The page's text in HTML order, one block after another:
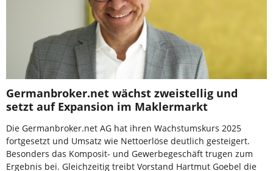
Germanbroker.net wächst zweistellig und
setzt auf Expansion im Maklermarkt
Die Germanbroker.net AG hat ihren Wachstumskurs 2025
fortgesetzt und Umsatz wie Nettoerlöse deutlich gesteigert.
Besonders das Komposit- und Gewerbegeschäft trugen zum
Ergebnis bei. Gleichzeitig treibt Vorstand Hartmut Goebel die